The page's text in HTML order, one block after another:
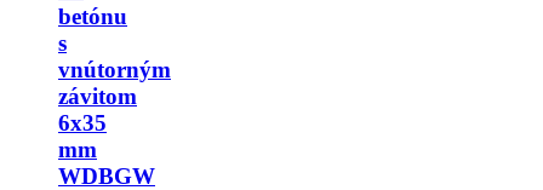
betónu
s
vnútorným
závitom
6x35
mm
WDBGW